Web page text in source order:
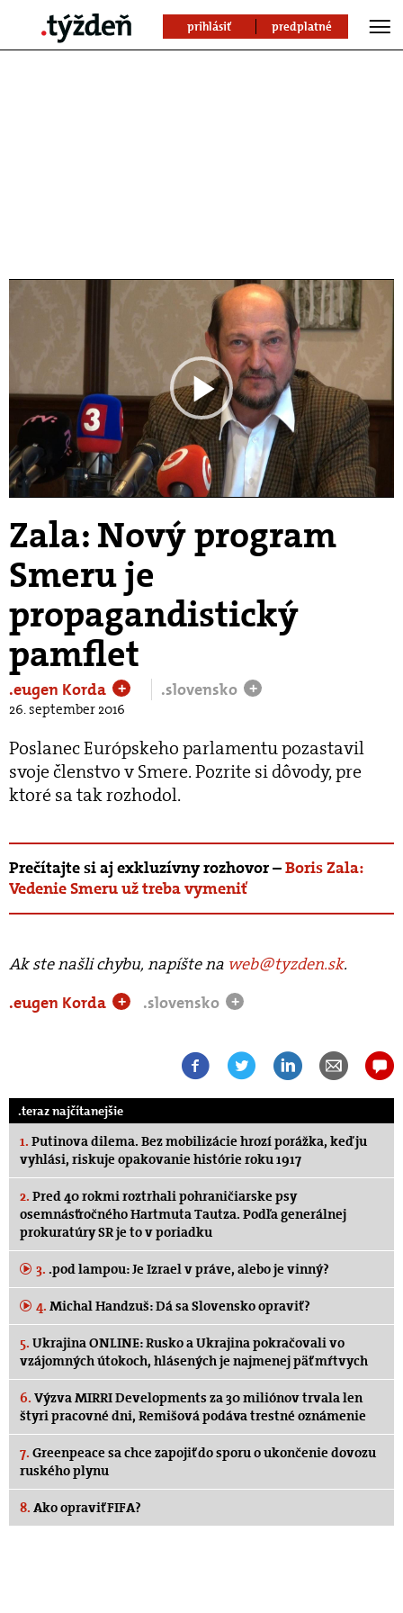
prihlásiť predplatné
Play
Video
Zala: Nový program
Smeru je
propagandistický
pamflet
.eugen Korda + .slovensko +
26. september 2016
Poslanec Európskeho parlamentu pozastavil
svoje členstvo v Smere. Pozrite si dôvody, pre
ktoré sa tak rozhodol.
Prečítajte si aj exkluzívny rozhovor –Boris Zala:
Vedenie Smeru už treba vymeniť
Ak ste našli chybu, napíšte na web@tyzden.sk.
.eugen Korda
+ .slovensko +
.teraz najčítanejšie
1. Putinova dilema. Bez mobilizácie hrozí porážka, keď ju
vyhlási, riskuje opakovanie histórie roku 1917
2. Pred 40 rokmi roztrhali pohraničiarske psy
osemnásťročného Hartmuta Tautza. Podľa generálnej
prokuratúry SR je to v poriadku
3. .pod lampou: Je Izrael v práve, alebo je vinný?
4. Michal Handzuš: Dá sa Slovensko opraviť?
5. Ukrajina ONLINE: Rusko a Ukrajina pokračovali vo
vzájomných útokoch, hlásených je najmenej päť mŕtvych
6. Výzva MIRRI Developments za 30 miliónov trvala len
štyri pracovné dni, Remišová podáva trestné oznámenie
7. Greenpeace sa chce zapojiť do sporu o ukončenie dovozu
ruského plynu
8. Ako opraviť FIFA?